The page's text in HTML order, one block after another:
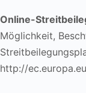
Online-
Möglichkeit,
http://